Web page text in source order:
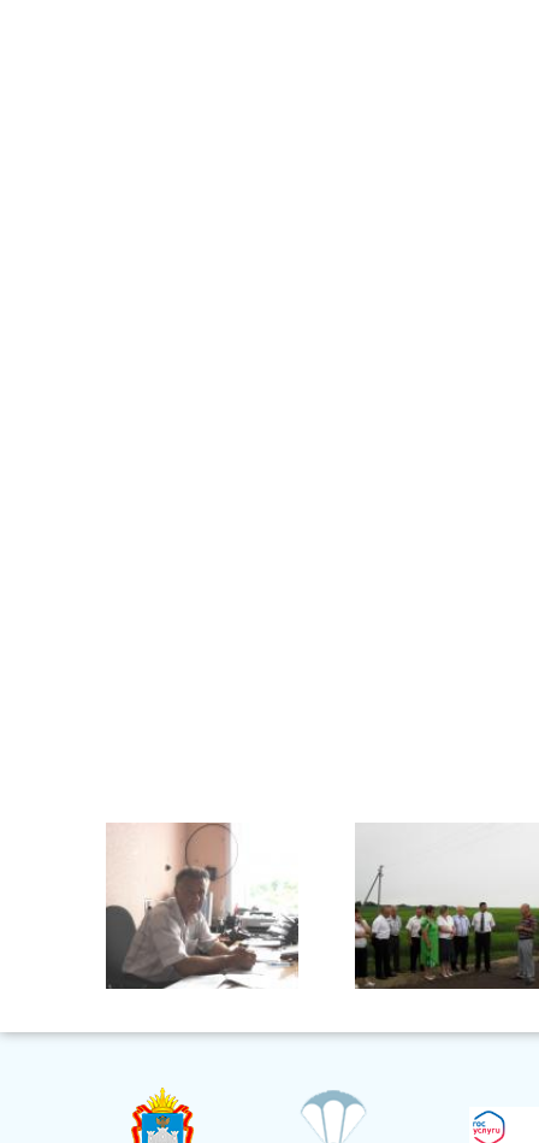
Главный специалист по
Семинар приемка посев 11